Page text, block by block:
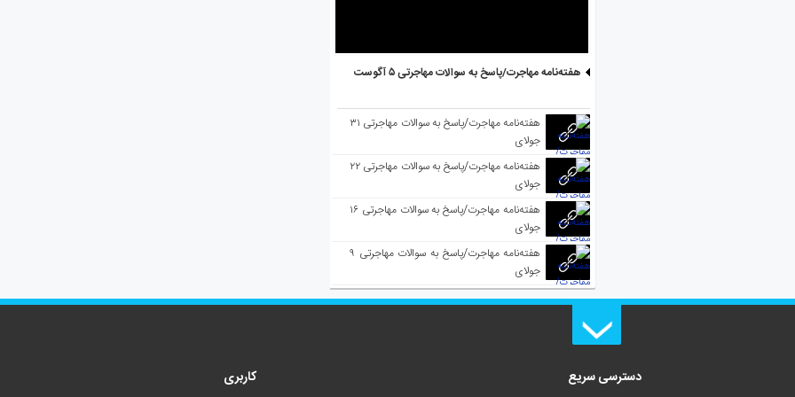
هفته‌نامه مهاجرت/پاسخ به سوالات مهاجرتی ۵ آگوست
هفته‌نامه مهاجرت/پاسخ به سوالات مهاجرتی ۳۱
جولای
هفته‌نامه مهاجرت/پاسخ به سوالات مهاجرتی ۲۲
جولای
هفته‌نامه مهاجرت/پاسخ به سوالات مهاجرتی ۱۶
جولای
هفته‌نامه مهاجرت/پاسخ به سوالات مهاجرتی ۹
جولای
دسترسی سریع کاربری